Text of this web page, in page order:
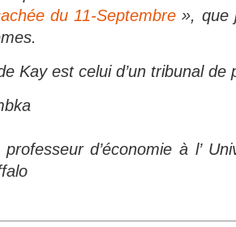
du 11-Septembre », que
Kay est celui d’un tribunal de
d’économie à l’